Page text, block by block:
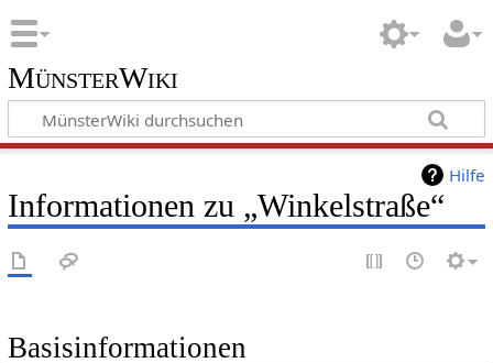
MünsterWiki
Hilfe
Informationen zu „Winkelstraße“
Basisinformationen